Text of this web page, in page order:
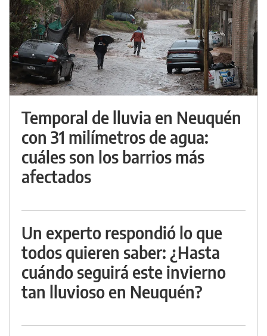
Temporal de lluvia en Neuquén
con 31 milímetros de agua:
cuáles son los barrios más
afectados
Un experto respondió lo que
todos quieren saber: ¿Hasta
cuándo seguirá este invierno
tan lluvioso en Neuquén?